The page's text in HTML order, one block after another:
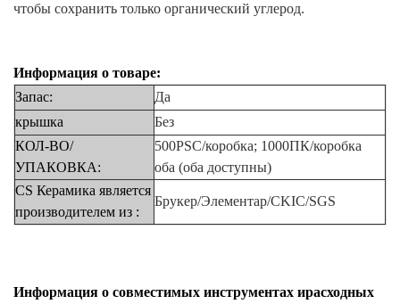
чтобы сохранить только органический углерод.
Информация о товаре:
Запас:
Да
крышка
Без
КОЛ-ВО/
УПАКОВКА:
500PSC/коробка; 1000ПК/коробка
оба (оба доступны)
CS Керамика является
производителем из :
Брукер/Элементар/CKIC/SGS
Информация о совместимых инструментах и​​расходных